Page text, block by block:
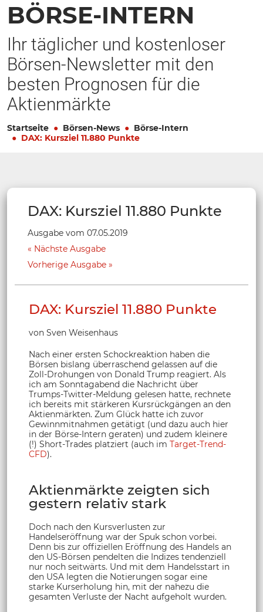
BÖRSE-INTERN
Ihr täglicher und kostenloser
Börsen-Newsletter mit den
besten Prognosen für die
Aktienmärkte
Startseite Börsen-News
Börse-Intern
DAX: Kursziel 11.880 Punkte
DAX: Kursziel 11.880 Punkte
Ausgabe vom 07.05.2019
Nächste Ausgabe
Vorherige Ausgabe
DAX: Kursziel 11.880 Punkte
von Sven Weisenhaus
Nach einer ersten Schockreaktion haben die
Börsen bislang überraschend gelassen auf die
Zoll-Drohungen von Donald Trump reagiert. Als
ich am Sonntagabend die Nachricht über
Trumps-Twitter-Meldung gelesen hatte, rechnete
ich bereits mit stärkeren Kursrückgängen an den
Aktienmärkten. Zum Glück hatte ich zuvor
Gewinnmitnahmen getätigt (und dazu auch hier
in der Börse-Intern geraten) und zudem kleinere
(!) Short-Trades platziert (auch im Target-Trend-
CFD).
Aktienmärkte zeigten sich
gestern relativ stark
Doch nach den Kursverlusten zur
Handelseröffnung war der Spuk schon vorbei.
Denn bis zur offiziellen Eröffnung des Handels an
den US-Börsen pendelten die Indizes tendenziell
nur noch seitwärts. Und mit dem Handelsstart in
den USA legten die Notierungen sogar eine
starke Kurserholung hin, mit der nahezu die
gesamten Verluste der Nacht aufgeholt wurden.